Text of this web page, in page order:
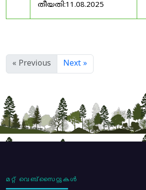
തീയതി:11.08.2025
« Previous Next »
മറ്റ് വെബ്സൈറ്റുകൾ